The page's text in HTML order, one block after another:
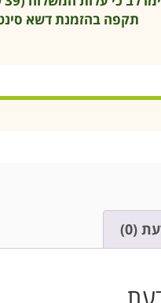
תקפה בהזמנת דשא
(0)